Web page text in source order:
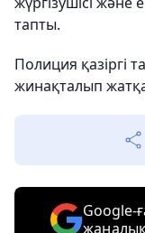
тапты.
Полиция қазіргі
жинақталып
Google-